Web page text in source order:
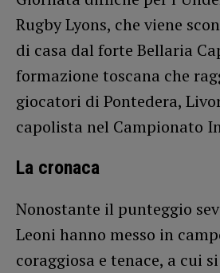
Rugby Lyons, che viene
di casa dal forte Bellaria
formazione toscana che
giocatori di Pontedera,
capolista nel Campionato
La cronaca
Nonostante il punteggio
Leoni hanno messo in
coraggiosa e tenace, a cui